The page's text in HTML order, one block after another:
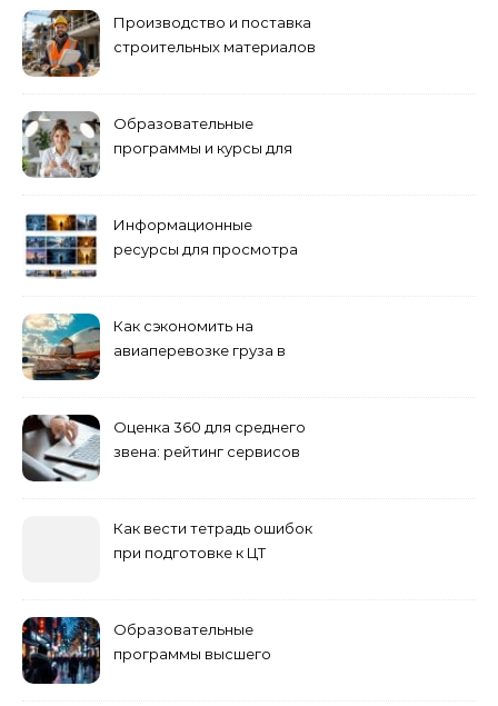
приобретения
Производство и поставка
строительных материалов
Образовательные
программы и курсы для
Информационные
ресурсы для просмотра
Как сэкономить на
авиаперевозке груза в
Оценка 360 для среднего
звена: рейтинг сервисов
Как вести тетрадь ошибок
при подготовке к ЦТ
Образовательные
программы высшего